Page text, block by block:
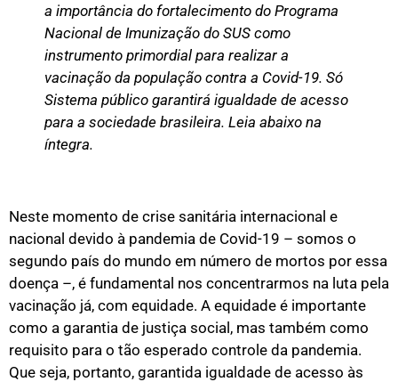
a importância do fortalecimento do Programa
Nacional de Imunização do SUS como
instrumento primordial para realizar a
vacinação da população contra a Covid-19. Só
Sistema público garantirá igualdade de acesso
para a sociedade brasileira. Leia abaixo na
íntegra.
Neste momento de crise sanitária internacional e
nacional devido à pandemia de Covid-19 – somos o
segundo país do mundo em número de mortos por essa
doença –, é fundamental nos concentrarmos na luta pela
vacinação já, com equidade. A equidade é importante
como a garantia de justiça social, mas também como
requisito para o tão esperado controle da pandemia.
Que seja, portanto, garantida igualdade de acesso às